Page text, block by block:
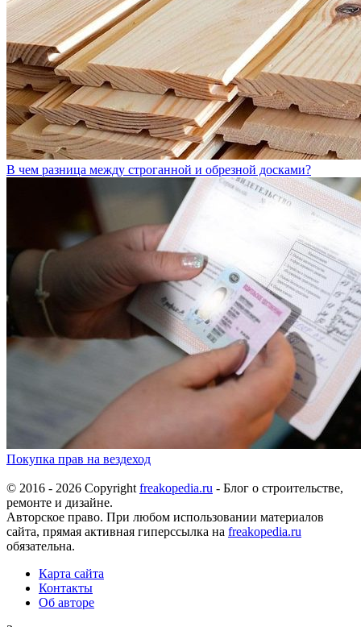
В чем разница между строганной и обрезной досками?
Покупка прав на вездеход
© 2016 - 2026 Copyright freakopedia.ru - Блог о строительстве,
ремонте и дизайне.
Авторское право. При любом использовании материалов
сайта, прямая активная гиперссылка на freakopedia.ru
обязательна.
Карта сайта
Контакты
Об авторе